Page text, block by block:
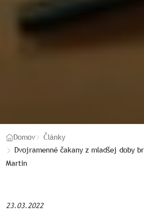
Domov
Články
Dvojramenné čakany z mladšej doby
Martin
23.03.2022